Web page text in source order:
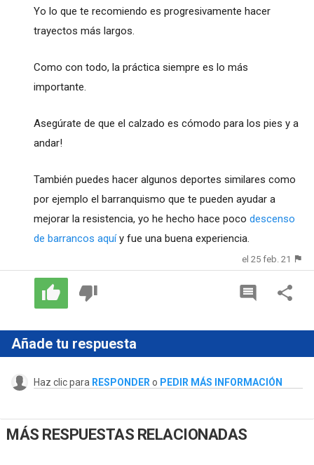
Yo lo que te recomiendo es progresivamente hacer
trayectos más largos.
Como con todo, la práctica siempre es lo más
importante.
Asegúrate de que el calzado es cómodo para los pies y a
andar!
También puedes hacer algunos deportes similares como
por ejemplo el barranquismo que te pueden ayudar a
mejorar la resistencia, yo he hecho hace poco descenso
de barrancos aquíy fue una buena experiencia.
el 25 feb. 21
Añade tu respuesta
Haz clic para RESPONDER o PEDIR MÁS INFORMACIÓN
MÁS RESPUESTAS RELACIONADAS